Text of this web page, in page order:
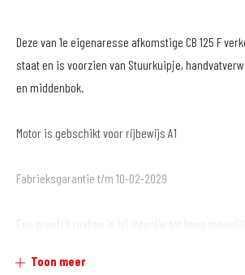
Deze van 1e eigenaresse afkomstige CB 125 F
staat en is voorzien van Stuurkuipje,
en middenbok.
Motor is gebschikt voor rijbewijs A1
Fabrieksgarantie t/m 10-02-2029
Een proefrit maken is bij intentie tot koop
Toon meer